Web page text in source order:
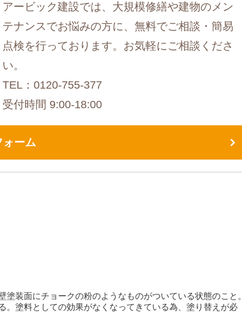
アービック建設では、大規模修繕や建物のメン
テナンスでお悩みの方に、無料でご相談・簡易
点検を行っております。お気軽にご相談くださ
い。
TEL：0120-755-377
受付時間 9:00-18:00
ォーム
装面にチョークの粉のようなものがついている状態のこと。
。塗料としての効果がなくなってきている為、塗り替えが必